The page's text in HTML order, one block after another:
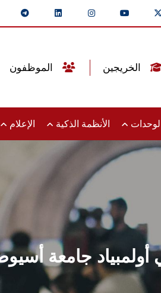
الأنظمة الذكية الإعلام
جامعة